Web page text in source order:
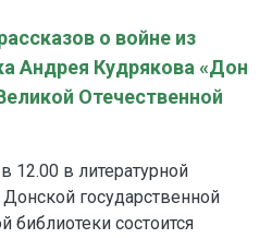
о войне из
Андрея Кудрякова «Дон
Отечественной
12.00 в литературной
Донской государственной
библиотеки состоится